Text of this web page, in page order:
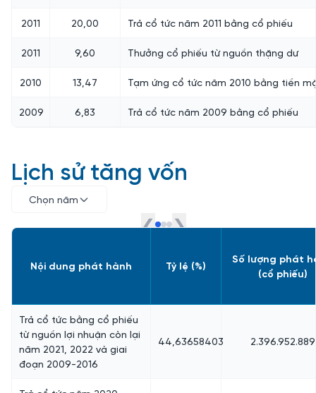
2011 20,00 Trả cổ tức năm 2011 bằng cổ phiếu
2011 9,60 Thưởng cổ phiếu từ nguồn thặng dư
2010 13,47 Tạm ứng cổ tức năm 2010 bằng tiền
2009 6,83 Trả cổ tức năm 2009 bằng cổ phiếu
Lịch sử tăng vốn
Chọn năm
❮ ❯
Nội dung phát hành Tỷ lệ (%)
Số lượng phát
(cổ phiếu)
Trả cổ tức bằng cổ phiếu
từ nguồn lợi nhuận còn lại
năm 2021, 2022 và giai
đoạn 2009-2016
44,63658403 2.396.952.889